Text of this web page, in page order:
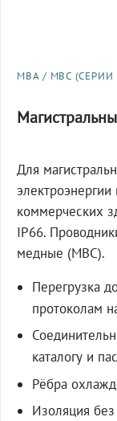
МВА / МВС (СЕРИИ
Для
коммерческих
IP66.
медные (МВС).
Перегрузка
протоколам
каталогу и
Рёбра
Изоляция